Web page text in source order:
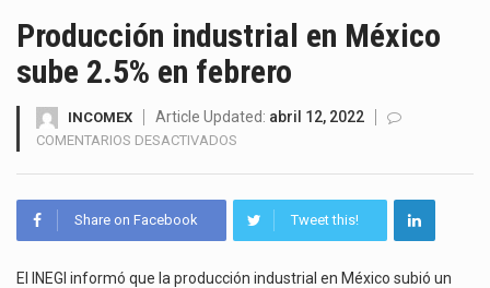
Los créditos fiscales determinados a empresas IMMEX rara vez nacen de una interpretación equivocada de…
Producción industrial en México
sube 2.5% en febrero
INCOMEX Article Updated: abril 12, 2022
COMENTARIOS DESACTIVADOS
MÉXICO
2.5%
Share on Facebook Tweet this!
El INEGI informó que la producción industrial en México subió un